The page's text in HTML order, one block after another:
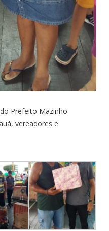
Prefeito Mazinho
vereadores e